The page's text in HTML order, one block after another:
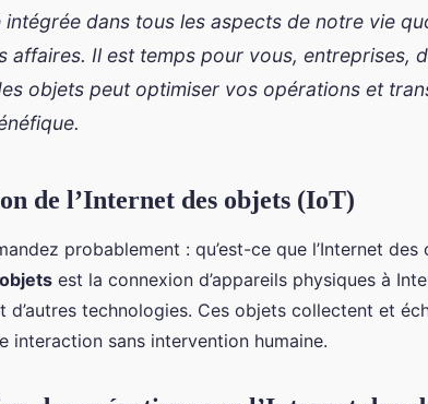
intégrée dans tous les aspects de notre vie
affaires. Il est temps pour vous, entreprises,
objets peut optimiser vos opérations et
de l’Internet des objets (IoT)
probablement : qu’est-ce que l’Internet
est la connexion d’appareils physiques à
d’autres technologies. Ces objets collectent et
interaction sans intervention humaine.